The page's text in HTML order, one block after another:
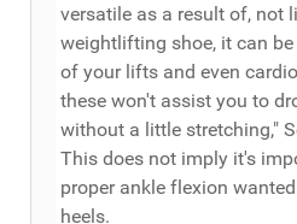
versatile as a result of, not
weightlifting shoe, it can
of your lifts and even
these won't assist you to
without a little stretching,"
This does not imply it's
proper ankle flexion
heels.